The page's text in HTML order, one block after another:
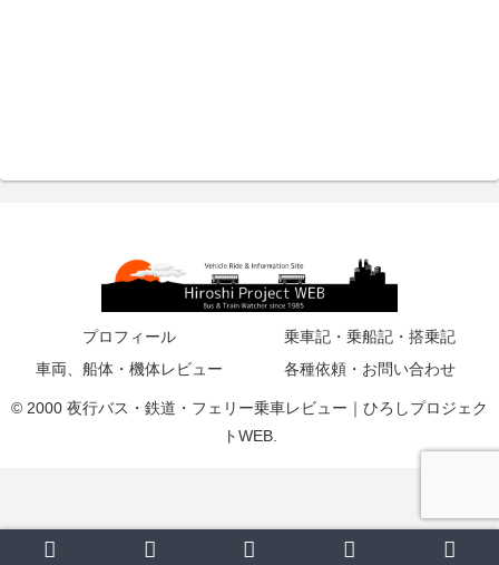
プロフィール
乗車記・乗船記・搭乗記
車両、船体・機体レビュー
各種依頼・お問い合わせ
© 2000 夜行バス・鉄道・フェリー乗車レビュー｜ひろしプロジェク
トWEB.